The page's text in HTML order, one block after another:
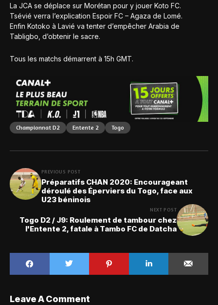
La JCA se déplace sur Morétan pour y jouer Koto FC.
Tsévié verra l’explication Espoir FC – Agaza de Lomé.
Enfin Kotoko à Lavié va tenter d’empêcher Arabia de
Tabligbo, d’obtenir le sacre.
Tous les matchs démarrent à 15h GMT.
Championnat D2 Entente 2 Togo
PREVIOUS POST
Préparatifs CHAN 2020: Encourageant
déroulé des Éperviers du Togo, face aux
U23 béninois
NEXT POST
Togo D2 / J9: Roulement de tambour chez
l'Entente 2, fatale à Tambo FC de Datcha
Leave A Comment